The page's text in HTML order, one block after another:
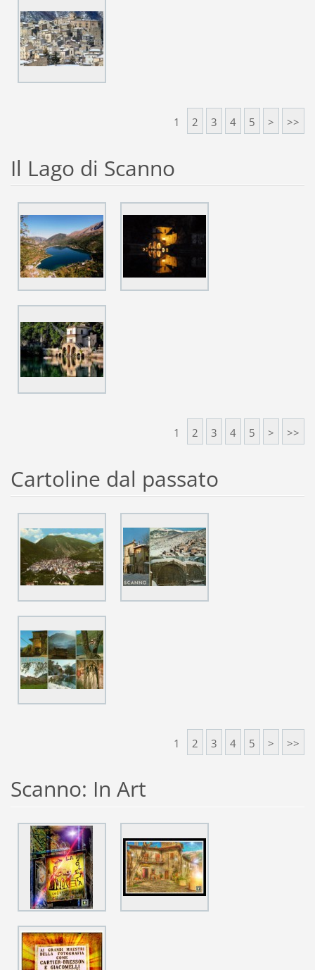
1 2 3 4 5 > >>
Il Lago di Scanno
1 2 3 4 5 > >>
Cartoline dal passato
1 2 3 4 5 > >>
Scanno: In Art